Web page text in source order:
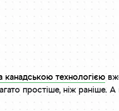
канадською технологією
простіше, ніж раніше.